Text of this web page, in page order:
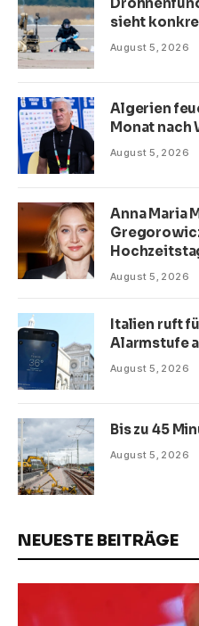
sieht
August 5, 2026
Algerien
Monat nach
August 5, 2026
Anna Maria
August 5, 2026
Italien ruft
Alarmstufe
August 5, 2026
Bis zu 45
August 5, 2026
NEUESTE BEITRÄGE